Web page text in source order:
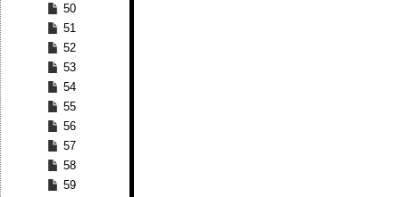
50
51
52
53
54
55
56
57
58
59